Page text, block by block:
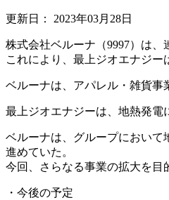
更新日： 2023年03月28日
株式会社ベルーナ（9997）は
これにより、最上ジオエナジー
ベルーナは、アパレル・雑貨事
最上ジオエナジーは、地熱発電
ベルーナは、グループにおいて
進めていた。
今回、さらなる事業の拡大を目
・今後の予定